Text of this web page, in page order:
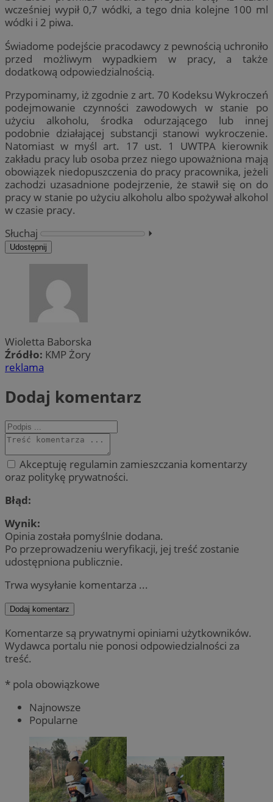
wcześniej wypił 0,7 wódki, a tego dnia kolejne 100 ml
wódki i 2 piwa.
Świadome podejście pracodawcy z pewnością uchroniło
przed możliwym wypadkiem w pracy, a także
dodatkową odpowiedzialnością.
Przypominamy, iż zgodnie z art. 70 Kodeksu Wykroczeń
podejmowanie czynności zawodowych w stanie po
użyciu alkoholu, środka odurzającego lub innej
podobnie działającej substancji stanowi wykroczenie.
Natomiast w myśl art. 17 ust. 1 UWTPA kierownik
zakładu pracy lub osoba przez niego upoważniona mają
obowiązek niedopuszczenia do pracy pracownika, jeżeli
zachodzi uzasadnione podejrzenie, że stawił się on do
pracy w stanie po użyciu alkoholu albo spożywał alkohol
w czasie pracy.
Słuchaj
⏵︎
Udostępnij
Wioletta Baborska
Źródło: KMP Żory
reklama
Dodaj komentarz
Akceptuję regulamin zamieszczania komentarzy
oraz politykę prywatności.
Błąd:
Wynik:
Opinia została pomyślnie dodana.
Po przeprowadzeniu weryfikacji, jej treść zostanie
udostępniona publicznie.
Trwa wysyłanie komentarza ...
Dodaj komentarz
Komentarze są prywatnymi opiniami użytkowników.
Wydawca portalu nie ponosi odpowiedzialności za
treść.
* pola obowiązkowe
Najnowsze
Popularne